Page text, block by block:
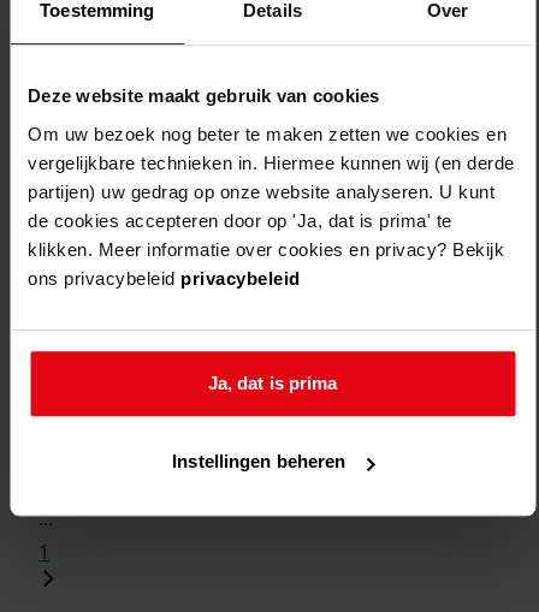
Toestemming Details Over
Deze website maakt gebruik van cookies
Om uw bezoek nog beter te maken zetten we cookies en
vergelijkbare technieken in. Hiermee kunnen wij (en derde
partijen) uw gedrag op onze website analyseren. U kunt
de cookies accepteren door op 'Ja, dat is prima' te
klikken. Meer informatie over cookies en privacy? Bekijk
ons privacybeleid privacybeleid
Ja, dat is prima
Instellingen beheren
Weergave:
1
2
4
...
1